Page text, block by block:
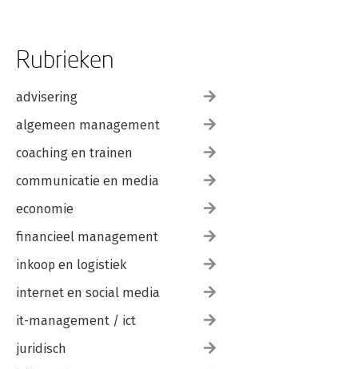
Rubrieken
advisering
algemeen management
coaching en trainen
communicatie en media
economie
financieel management
inkoop en logistiek
internet en social media
it-management / ict
juridisch